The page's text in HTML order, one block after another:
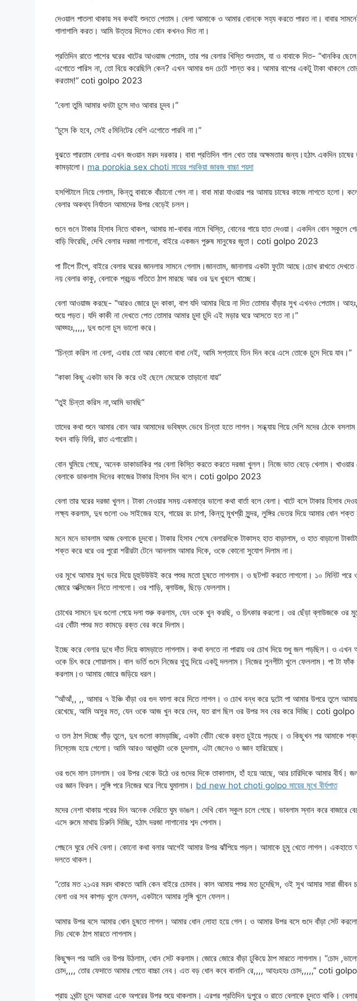
দেওয়াল পাতলা থাকায় সব কথাই শুনতে পেতাম। বেলা আমাকে ও আমার বোনকে সহ্য করতে পারত না। বাবার
গালাগালি করত। আমি উত্তর দিলেও বোন কখনও দিত না।
প্রতিদিন রাতে পাশের ঘরের খাটের আওয়াজ পেতাম, তার পর বেলার খিস্তি শুনতাম, যা ও বাবাকে দিত- “খানকির ছেলে
এগোতে পারিস না, তো বিয়ে করেছিলি কেন? এখন আমার গুদ চেটে শান্ত কর। আমার বাপের একটু টাকা থাকলে
করতাম!” coti golpo 2023
“বেলা তুমি আমার ধনটা চুসে দাও আবার চুদব।”
“চুসে কি হবে, সেই ৫মিনিটের বেশি এগোতে পারবি না।”
বুঝতে পারতাম বেলার এখন জওয়ান মরদ দরকার। বাবা প্রতিদিন গাল খেত তার অক্ষমতার জন্য।হঠাৎ একদিন চাষের
কামড়ালো। ma porokia sex choti মায়ের পরকিয়া জারজ বাচ্চা পয়দা
হসপিটালে নিয়ে গেলাম, কিন্তু বাবাকে বাঁচানো গেল না। বাবা মারা যাওয়ার পর আমায় চাষের কাজে লাগতে হলো।
বেলার অকথ্য নির্যাতন আমাদের উপর বেড়েই চলল।
গুনে গুনে টাকার হিসাব নিতে থাকল, আমায় মা-বাবার নামে খিস্তি, বোনের গায়ে হাত দেওয়া। একদিন বোন স্কুলে
বাড়ি ফিরেছি, দেখি বেলার দরজা লাগানো, বাইরে একজন পুরুষ মানুষের জুতা। coti golpo 2023
পা টিপে টিপে, বাইরে বেলার ঘরের জানলার সামনে গেলাম।জানতাম, জানালায় একটা ফুটো আছে।চোখ রাখতে
নয় বেলার কাকু, বেলাকে প্রচন্ড গতিতে ঠাপ মারছে আর ওর দুধ খুবলে খাচ্ছে।
বেলা আওয়াজ করছে- “আরও জোরে চুদ কাকা, বাপ যদি আমার বিয়ে না দিত তোমার বাঁড়ার সুখ এখনও পেতাম।
শুয়ে পড়ত। যদি কাকী না দেখতে পেত তোমার আমার চুদা চুদি এই মড়ার ঘরে আসতে হত না।”
আহ্হ্হঃ,,,,, দুধ গুলো চুস ভালো করে।
“চিন্তা করিস না বেলা, এবার তো আর কোনো বাধা নেই, আমি সপ্তাহে তিন দিন করে এসে তোকে চুদে দিয়ে যাব।”
“কাকা কিছু একটা ভাব কি করে ওই ছেলে মেয়েকে তাড়ানো যায়”
“তুই চিন্তা করিস না,আমি ভাবছি”
তাদের কথা শুনে আমার বোন আর আমাদের ভবিষ্যৎ ভেবে চিন্তা হতে লাগল। সন্ধ্যায় গিয়ে দেশি মদের ঠেকে
যখন বাড়ি ফিরি, রাত এগারোটা।
বোন ঘুমিয়ে গেছে, অনেক ডাকাডাকির পর বেলা কিস্তি করতে করতে দরজা খুলল। নিজে ভাত বেড়ে খেলাম। খাওয়ার
বেলাকে ডাকলাম দিনের কাজের টাকার হিসাব দিব বলে। coti golpo 2023
বেলা তার ঘরের দরজা খুলল। টাকা নেওয়ার সময় একমাত্র ভালো কথা বার্তা বলে বেলা। খাটে বসে টাকার হিসাব
লক্ষ্য করলাম, দুধ গুলো ৩৬ সাইজের হবে, গায়ের রং চাপা, কিন্তু মুখশ্রী সুন্দর, লুঙ্গির ভেতর দিয়ে আমার ধোন
মনে মনে ভাবলাম আজ বেলাকে চুদবো। টাকার হিসাব শেষে বেলারদিকে টাকাসহ হাত বাড়ালাম, ও হাত বাড়ালো
শক্ত করে ধরে ওর পুরো শরীরটা টেনে আনলাম আমার দিকে, ওকে কোনো সুযোগ দিলাম না।
ওর মুখে আমার মুখ ভরে দিয়ে চুহুউউউই করে পশুর মতো চুষতে লাগলাম। ও ছটপট করতে লাগলো। ১০ মিনিট পরে
জোরে অক্সিজেন নিতে লাগলো। ওর শাড়ি, ব্লাউজ, ছিড়ে ফেললাম।
চোখের সামনে দুধ গুলো পেয়ে দলা শুরু করলাম, যেন ওকে খুন করছি, ও চিৎকার করলো। ওর ছেঁড়া ব্লাউজকে ওর
এর বোঁটা পশুর মত কামড়ে রক্ত বের করে দিলাম।
ইচ্ছে করে বেলার দুধে দাঁত দিয়ে কামড়াতে লাগলাম। কথা বলতে না পারায় ওর চোখ দিয়ে শুধু জল পড়ছিল। ও এখন
ওকে চিৎ করে শোয়ালাম। বাল ভর্তি গুদে নিজের থুতু দিয়ে একটু দললাম। নিজের লুনগীটা খুলে ফেললাম। পা টা
করলাম।ও আমায় জোরে জড়িয়ে ধরল।
“আঁআঁ,, ,, আমার ৭ ইঞ্চি বাঁড়া ওর গুদ ফালা করে দিতে লাগল। ও চোখ বন্ধ করে দুটো পা আমার উপরে তুলে আমায়
রেখেছে, আমি অসুর মত, যেন ওকে আজ খুন করে দেব, যত রাগ ছিল ওর উপর সব বের করে দিচ্ছি। coti
ও তল ঠাপ দিচ্ছে গাঁড় তুলে, দুধ গুলো কামড়াচ্ছি, একটা বোঁটা থেকে রক্ত চুইয়ে পড়ছে। ও কিছুখন পর আমাকে
নিস্তেজ হয়ে গেলো। আমি আরও আধঘন্টা ওকে চুদলাম, এটা জেনেও ও জ্ঞান হারিয়েছে।
ওর গুদে মাল ঢাললাম। ওর উপর থেকে উঠে ওর গুদের দিকে তাকালাম, হাঁ হয়ে আছে, আর চারিদিকে আমার বীর্য।
ওর জ্ঞান ফিরল। লুঙ্গি পরে নিজের ঘরে গিয়ে ঘুমালাম। bd new hot choti golpo মায়ের মুখে বীর্যপাত
মদের নেশা থাকায় পরের দিন অনেক দেরিতে ঘুম ভাঙল। দেখি বোন স্কুল চলে গেছে। ভাবলাম স্নান করে বাজারে
এসে রুমে মাথায় চিরুনি দিচ্ছি, হঠাৎ দরজা লাগানোর শব্দ পেলাম।
পেছনে ঘুরে দেখি বেলা। কোনো কথা বলার আগেই আমার উপর ঝাঁপিয়ে পড়ল। আমাকে চুমু খেতে লাগল। একহাতে
দলতে থাকল।
“তোর মত ২১এর মরদ থাকতে আমি কেন বাইরে চোদাব। কাল আমায় পশুর মত চুদেছিস, ওই সুখ আমার সারা জীবন
বেলা ওর সব কাপড় খুলে ফেলল, একটানে আমার লুঙ্গি খুলে ফেলল।
আমার উপর বসে আমার ধোন চুষতে লাগল। আমার ধোন লোহা হয়ে গেল। ও আমার উপর বসে গুদে বাঁড়া সেট
নিচ থেকে ঠাপ মারতে লাগলাম।
কিছুক্ষন পর আমি ওর উপর উঠলাম, ধোন সেট করলাম। জোরে জোরে বাঁড়া ঢুকিয়ে ঠাপ মারতে লাগলাম। “চোদ
চোদ,,,, তোর ফেদাতে আমার পেতে বাচ্চা নেব। এত বড় ধোন কবে বানালি রে,,,, আহঃহহঃ চোদ,,,,,” coti
প্রায় ১ঘন্টা চুদে আমরা একে অপরের উপর শুয়ে থাকলাম। এরপর প্রতিদিন দুপুরে ও রাতে বেলাকে চুদতে থাকি। বেলার